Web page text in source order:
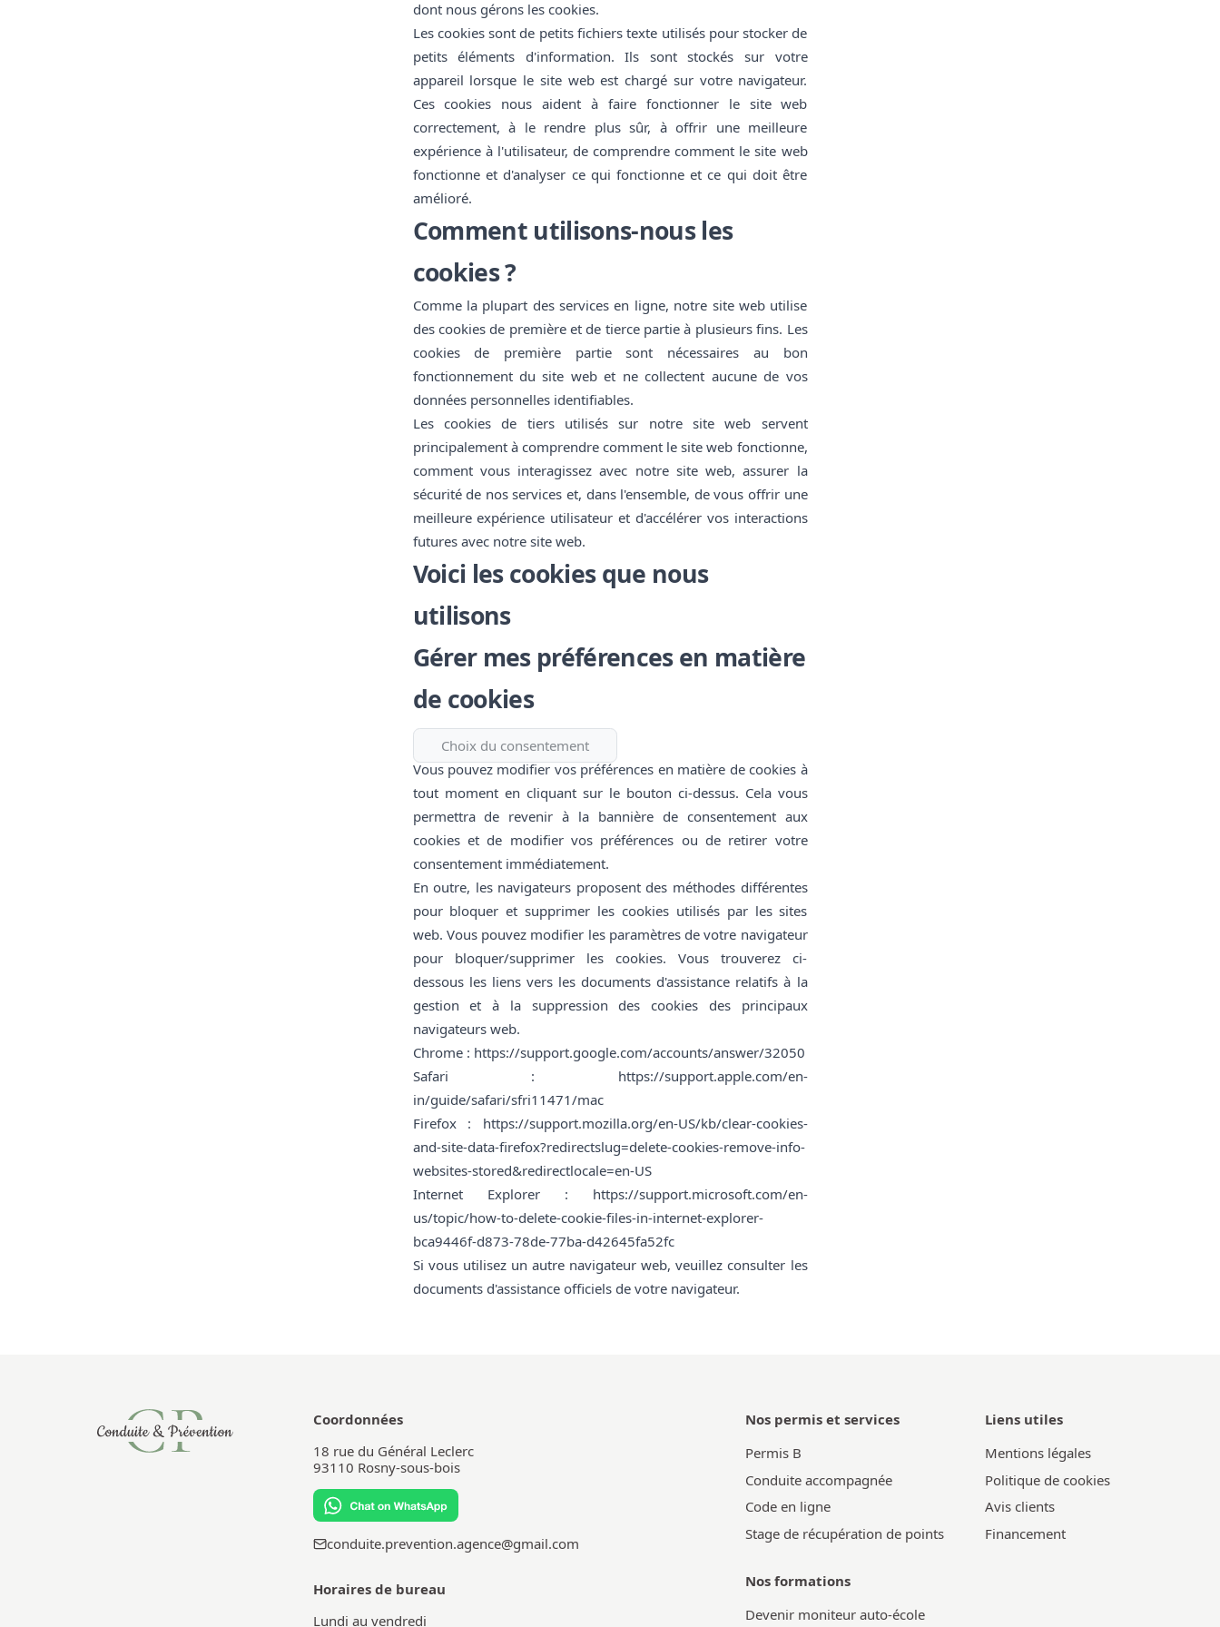
dont nous gérons les cookies.
Les cookies sont de petits fichiers texte utilisés pour stocker de
petits éléments d'information. Ils sont stockés sur votre
appareil lorsque le site web est chargé sur votre navigateur.
Ces cookies nous aident à faire fonctionner le site web
correctement, à le rendre plus sûr, à offrir une meilleure
expérience à l'utilisateur, de comprendre comment le site web
fonctionne et d'analyser ce qui fonctionne et ce qui doit être
amélioré.
Comment utilisons-nous les
cookies ?
Comme la plupart des services en ligne, notre site web utilise
des cookies de première et de tierce partie à plusieurs fins. Les
cookies de première partie sont nécessaires au bon
fonctionnement du site web et ne collectent aucune de vos
données personnelles identifiables.
Les cookies de tiers utilisés sur notre site web servent
principalement à comprendre comment le site web fonctionne,
comment vous interagissez avec notre site web, assurer la
sécurité de nos services et, dans l'ensemble, de vous offrir une
meilleure expérience utilisateur et d'accélérer vos interactions
futures avec notre site web.
Voici les cookies que nous
utilisons
Gérer mes préférences en matière
de cookies
Choix du consentement
Vous pouvez modifier vos préférences en matière de cookies à
tout moment en cliquant sur le bouton ci-dessus. Cela vous
permettra de revenir à la bannière de consentement aux
cookies et de modifier vos préférences ou de retirer votre
consentement immédiatement.
En outre, les navigateurs proposent des méthodes différentes
pour bloquer et supprimer les cookies utilisés par les sites
web. Vous pouvez modifier les paramètres de votre navigateur
pour bloquer/supprimer les cookies. Vous trouverez ci-
dessous les liens vers les documents d'assistance relatifs à la
gestion et à la suppression des cookies des principaux
navigateurs web.
Chrome : https://support.google.com/accounts/answer/32050
Safari : https://support.apple.com/en-
in/guide/safari/sfri11471/mac
Firefox : https://support.mozilla.org/en-US/kb/clear-cookies-
and-site-data-firefox?redirectslug=delete-cookies-remove-info-
websites-stored&redirectlocale=en-US
Internet Explorer : https://support.microsoft.com/en-
us/topic/how-to-delete-cookie-files-in-internet-explorer-
bca9446f-d873-78de-77ba-d42645fa52fc
Si vous utilisez un autre navigateur web, veuillez consulter les
documents d'assistance officiels de votre navigateur.
Coordonnées
18 rue du Général Leclerc
93110 Rosny-sous-bois
conduite.prevention.agence@gmail.com
Horaires de bureau
Lundi au vendredi
Nos permis et services
Permis B
Conduite accompagnée
Code en ligne
Stage de récupération de points
Nos formations
Devenir moniteur auto-école
Liens utiles
Mentions légales
Politique de cookies
Avis clients
Financement